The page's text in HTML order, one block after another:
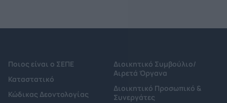
Ποιος είναι ο ΣΕΠΕ
Καταστατικό
Κώδικας Δεοντολογίας
Διοικητικό Συμβούλιο/
Αιρετά Όργανα
Διοικητικό Προσωπικό &
Συνεργάτες